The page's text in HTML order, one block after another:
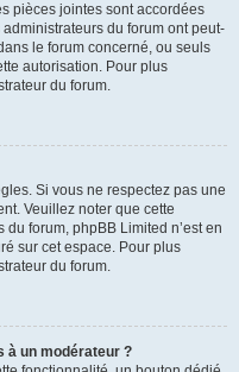
pièces jointes sont accordées
du forum ont peut-
le forum concerné, ou seuls
autorisation. Pour plus
du forum.
Si vous ne respectez pas une
Veuillez noter que cette
forum, phpBB Limited n’est en
sur cet espace. Pour plus
du forum.
à un modérateur ?